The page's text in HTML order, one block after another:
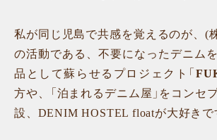
私が同じ児島で共感を覚えるのが、(
の活動である、不要になったデニム
品として蘇らせるプロジェクト「
方や、「泊まれるデニム屋」をコンセ
設、DENIM HOSTEL floatが大好きで